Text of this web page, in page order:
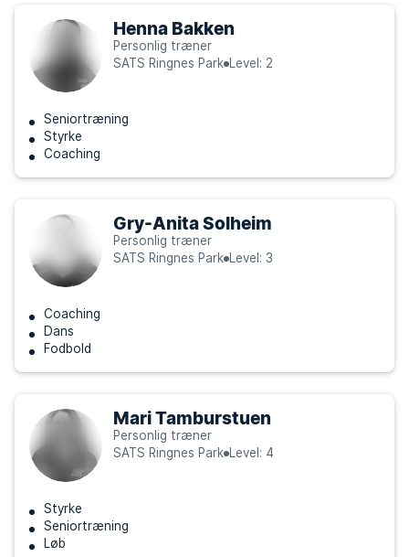
Henna Bakken
Personlig træner
SATS Ringnes Park
Level: 2
Seniortræning
Styrke
Coaching
Gry-Anita Solheim
Personlig træner
SATS Ringnes Park
Level: 3
Coaching
Dans
Fodbold
Mari Tamburstuen
Personlig træner
SATS Ringnes Park
Level: 4
Styrke
Seniortræning
Løb